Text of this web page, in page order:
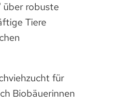
über robuste
Tiere
für
Biobäuerinnen